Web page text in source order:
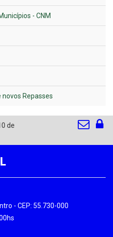
- CNM
Repasses
de
- CEP: 55.730-000